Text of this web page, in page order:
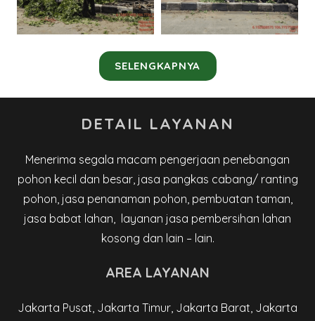
SELENGKAPNYA
DETAIL LAYANAN
Menerima segala macam pengerjaan penebangan
pohon kecil dan besar, jasa pangkas cabang/ ranting
pohon, jasa penanaman pohon, pembuatan taman,
jasa babat lahan, layanan jasa pembersihan lahan
kosong dan lain – lain.
AREA LAYANAN
Jakarta Pusat, Jakarta Timur, Jakarta Barat, Jakarta